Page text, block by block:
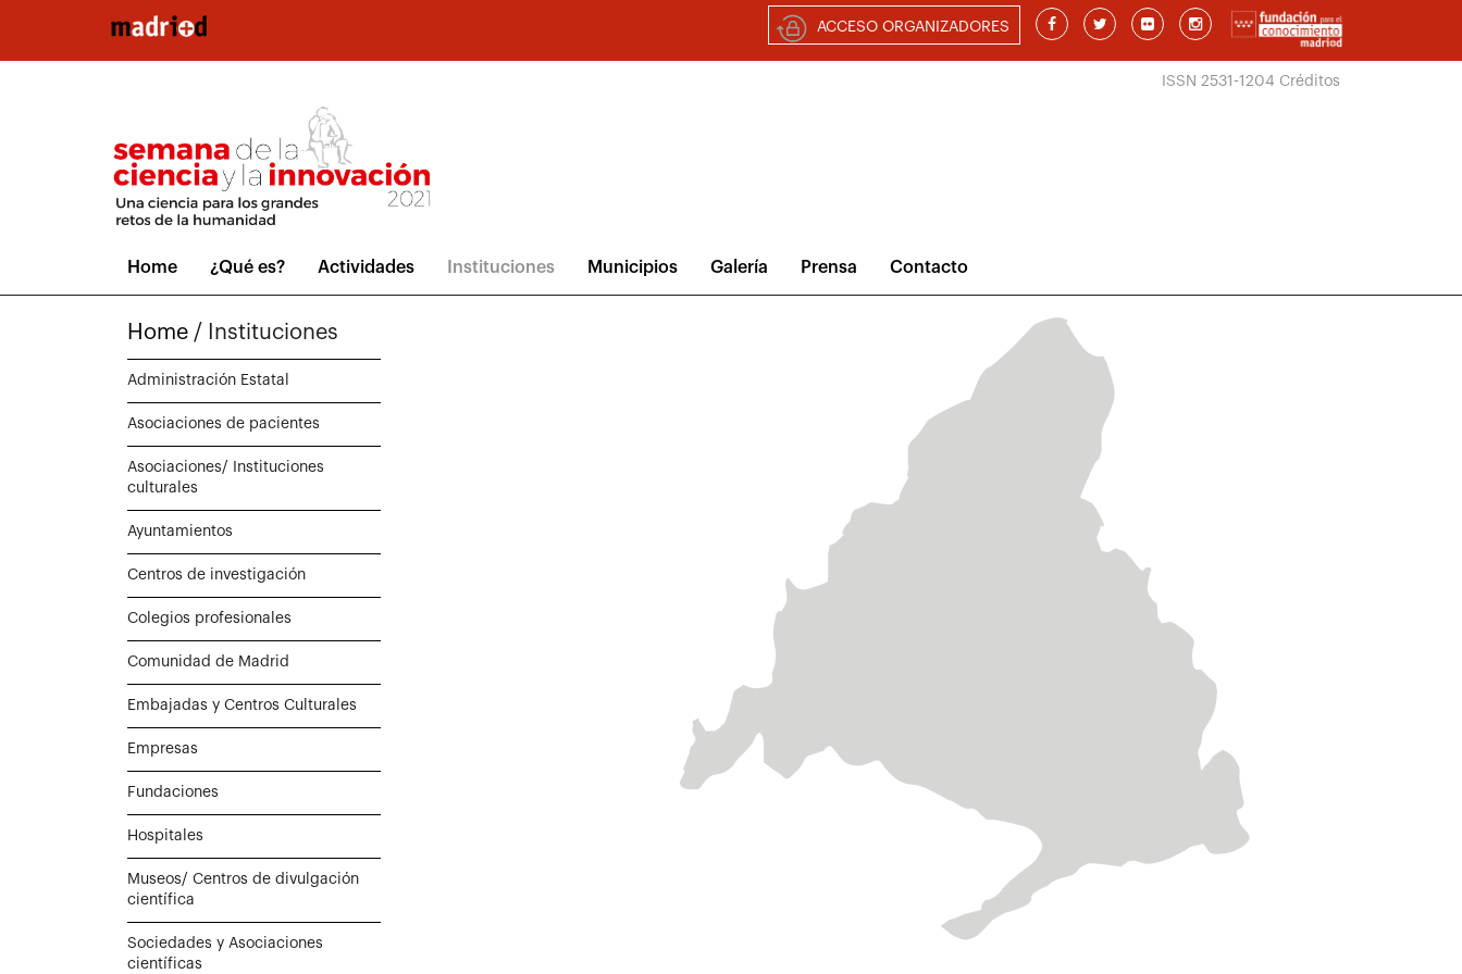
ACCESO ORGANIZADORES
ISSN 2531-1204 Créditos
Home ¿Qué es? Actividades Instituciones Municipios Galería Prensa Contacto
Home / Instituciones
Administración Estatal
Asociaciones de pacientes
Asociaciones/ Instituciones
culturales
Ayuntamientos
Centros de investigación
Colegios profesionales
Comunidad de Madrid
Embajadas y Centros Culturales
Empresas
Fundaciones
Hospitales
Museos/ Centros de divulgación
científica
Sociedades y Asociaciones
científicas